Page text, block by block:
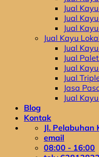
Jual
Jual
Jual
Jual Kayu
Jual
Jual
Jual
Jual
Jasa
Jual
Blog
Kontak
Jl. Pelabuhan
email
08:00 - 16:00